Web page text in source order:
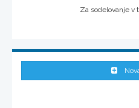
Za sodelovanje v